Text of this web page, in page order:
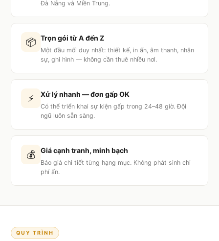
Đà Nẵng và Miền Trung.
📦 Trọn gói từ A đến Z
Một đầu mối duy nhất: thiết kế, in ấn, âm thanh, nhân
sự, ghi hình — không cần thuê nhiều nơi.
⚡ Xử lý nhanh — đơn gấp OK
Có thể triển khai sự kiện gấp trong 24–48 giờ. Đội
ngũ luôn sẵn sàng.
💰 Giá cạnh tranh, minh bạch
Báo giá chi tiết từng hạng mục. Không phát sinh chi
phí ẩn.
QUY TRÌNH